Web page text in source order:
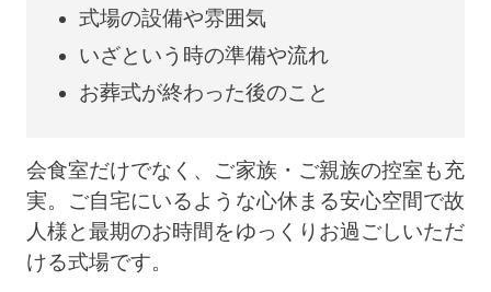
式場の設備や雰囲気
いざという時の準備や流れ
お葬式が終わった後のこと
会食室だけでなく、ご家族・ご親族の控室も充
実。ご自宅にいるような心休まる安心空間で故
人様と最期のお時間をゆっくりお過ごしいただ
ける式場です。